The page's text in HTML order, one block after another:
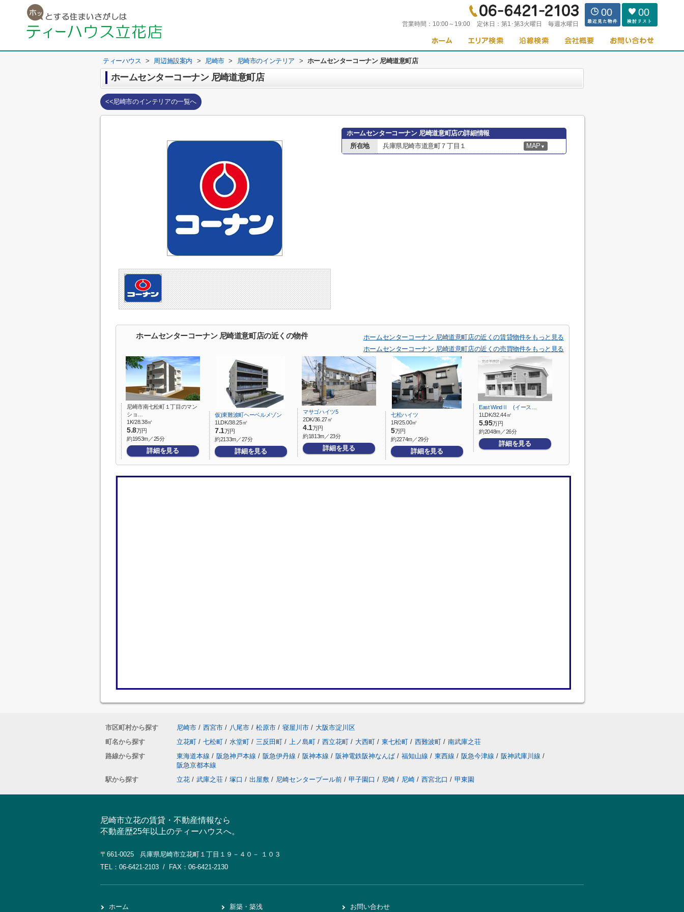
営業時間： 10:00～19:00 定休日： 第1･第3火曜日 毎週水曜日
00 00
ティーハウス > 周辺施設案内 > 尼崎市 > 尼崎市のインテリア > ホームセンターコーナン 尼崎道意町店
ホームセンターコーナン 尼崎道意町店
<<尼崎市のインテリアの一覧へ
ホームセンターコーナン 尼崎道意町店の詳細情報
所在地
兵庫県尼崎市道意町７丁目１ MAP ▼
ホームセンターコーナン 尼崎道意町店の近くの物件
ホームセンターコーナン 尼崎道意町店の近くの賃貸物件をもっと見る
ホームセンターコーナン 尼崎道意町店の近くの売買物件をもっと見る
尼崎市南七松町１丁目のマン
ショ…
1K/28.38㎡
5.8万円
約1953m／25分
詳細を見る
仮)東難波町ヘーベルメゾン
1LDK/38.25㎡
7.1万円
約2133m／27分
詳細を見る
マサゴハイツ5
2DK/36.27㎡
4.1万円
約1813m／23分
詳細を見る
七松ハイツ
1R/25.00㎡
5万円
約2274m／29分
詳細を見る
East WindⅡ (イース…
1LDK/32.44㎡
5.95万円
約2048m／26分
詳細を見る
市区町村から探す 尼崎市 / 西宮市 / 八尾市 / 松原市 / 寝屋川市 / 大阪市淀川区
町名から探す
立花町 / 七松町 / 水堂町 / 三反田町 / 上ノ島町 / 西立花町 / 大西町 / 東七松町 / 西難波町 / 南武庫之荘
路線から探す
東海道本線 / 阪急神戸本線 / 阪急伊丹線 / 阪神本線 / 阪神電鉄阪神なんば / 福知山線 / 東西線 / 阪急今津線 / 阪神武庫川線 /
阪急京都本線
駅から探す
立花 / 武庫之荘 / 塚口 / 出屋敷 / 尼崎センタープール前 / 甲子園口 / 尼崎 / 尼崎 / 西宮北口 / 甲東園
尼崎市立花の賃貸・不動産情報なら
不動産歴25年以上のティーハウスへ。
〒661-0025 兵庫県尼崎市立花町１丁目１９－４０－ １０３
TEL：06-6421-2103 / FAX：06-6421-2130
ホーム 新築・築浅 お問い合わせ